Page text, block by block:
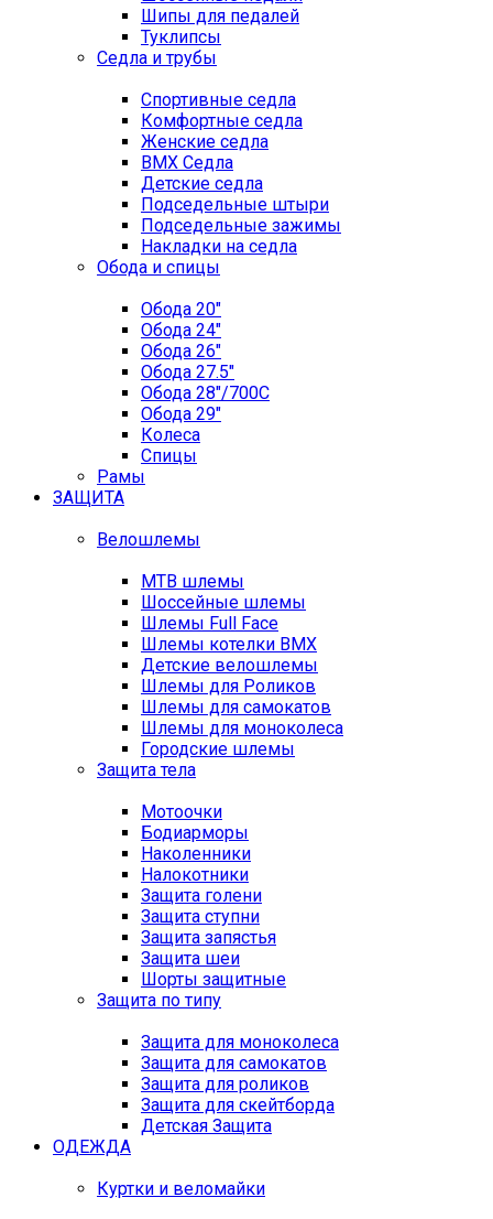
Шипы для педалей
Туклипсы
Седла и трубы
Спортивные седла
Комфортные седла
Женские седла
BMX Седла
Детские седла
Подседельные штыри
Подседельные зажимы
Накладки на седла
Обода и спицы
Обода 20"
Обода 24"
Обода 26"
Обода 27.5"
Обода 28"/700C
Обода 29"
Колеса
Спицы
Рамы
ЗАЩИТА
Велошлемы
MTB шлемы
Шоссейные шлемы
Шлемы Full Face
Шлемы котелки BMX
Детские велошлемы
Шлемы для Роликов
Шлемы для самокатов
Шлемы для моноколеса
Городские шлемы
Защита тела
Мотоочки
Бодиарморы
Наколенники
Налокотники
Защита голени
Защита ступни
Защита запястья
Защита шеи
Шорты защитные
Защита по типу
Защита для моноколеса
Защита для самокатов
Защита для роликов
Защита для скейтборда
Детская Защита
ОДЕЖДА
Куртки и веломайки